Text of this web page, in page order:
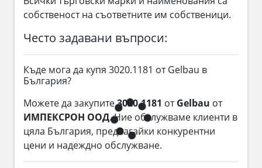
собственост на съответните им собственици.
Често задавани въпроси:
Къде мога да купя 3020.1181 от Gelbau в
България?
Можете да закупите3020.1181 отGelbau от
ИМПЕКСРОН ООД. Ние обслужваме клиенти в
цяла България, предлагайки конкурентни
цени и надеждно обслужване.